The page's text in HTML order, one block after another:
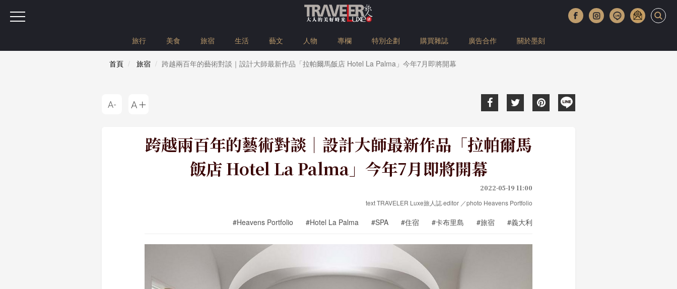
旅行 美食 旅宿 生活 藝文 人物 專欄 特別企劃 購買雜誌 廣告合作 關於墨刻
首頁 旅宿 跨越兩百年的藝術對談｜設計大師最新作品「拉帕爾馬飯店 Hotel La Palma」今年7月即將開幕
跨越兩百年的藝術對談｜設計大師最新作品「拉帕爾馬
飯店 Hotel La Palma」今年7月即將開幕
2022-05-19 11:00
text TRAVELER Luxe旅人誌·editor ／photo Heavens Portfolio
#Heavens Portfolio #Hotel La Palma #SPA #住宿 #卡布里島 #旅宿 #義大利